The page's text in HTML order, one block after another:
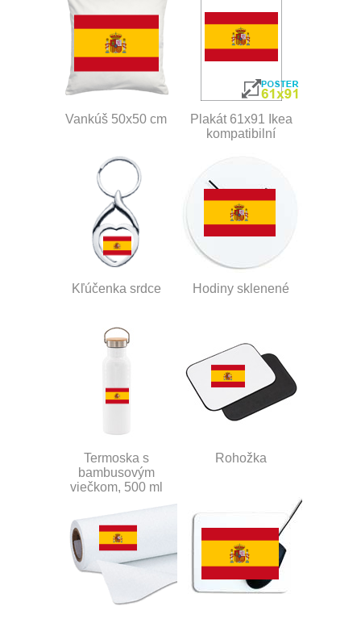
Vankúš 50x50 cm
Plakát 61x91 Ikea
kompatibilní
Kľúčenka srdce Hodiny sklenené
Termoska s
bambusovým
viečkom, 500 ml
Rohožka